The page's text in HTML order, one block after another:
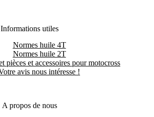
Informations utiles
Normes huile 4T
Normes huile 2T
pièces et accessoires pour motocross
avis nous intéresse !
A propos de nous